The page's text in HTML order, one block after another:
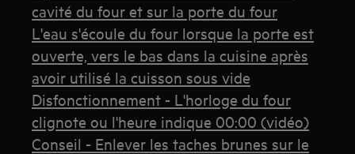
cavité du four et sur la porte du four
L'eau s'écoule du four lorsque la porte est
ouverte, vers le bas dans la cuisine après
avoir utilisé la cuisson sous vide
Disfonctionnement - L'horloge du four
clignote ou l'heure indique 00:00 (vidéo)
Conseil - Enlever les taches brunes sur le